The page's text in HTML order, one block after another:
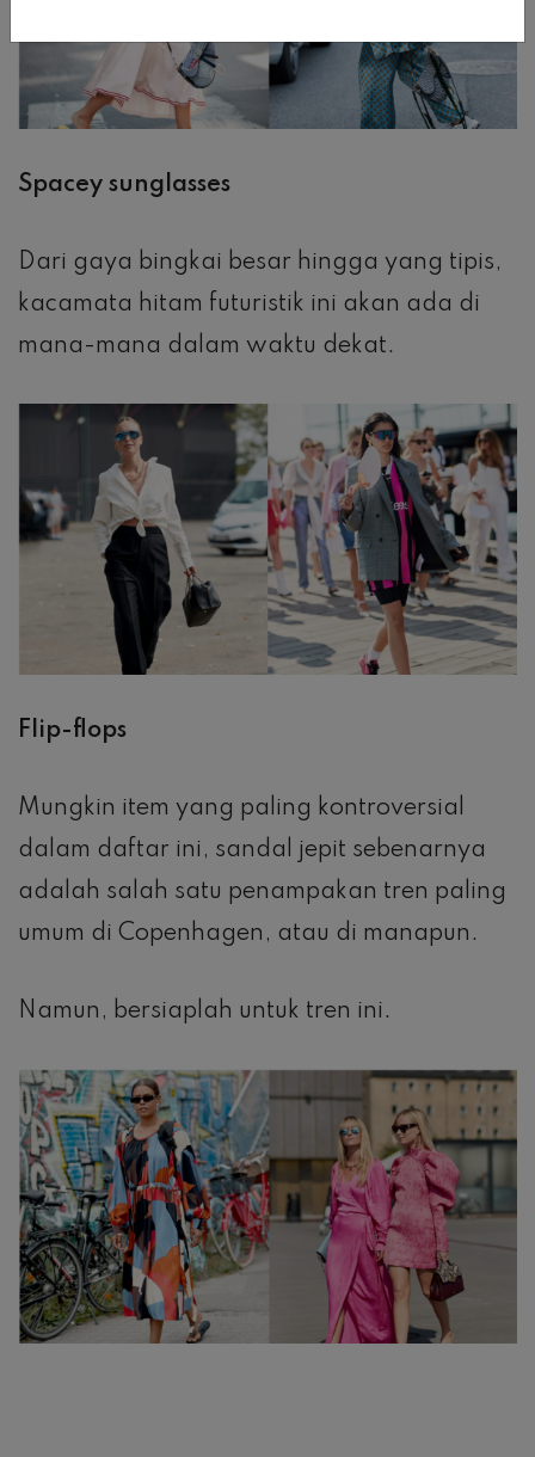
Spacey sunglasses
Dari gaya bingkai besar hingga yang tipis,
kacamata hitam futuristik ini akan ada di
mana-mana dalam waktu dekat.
Flip-flops
Mungkin item yang paling kontroversial
dalam daftar ini, sandal jepit sebenarnya
adalah salah satu penampakan tren paling
umum di Copenhagen, atau di manapun.
Namun, bersiaplah untuk tren ini.